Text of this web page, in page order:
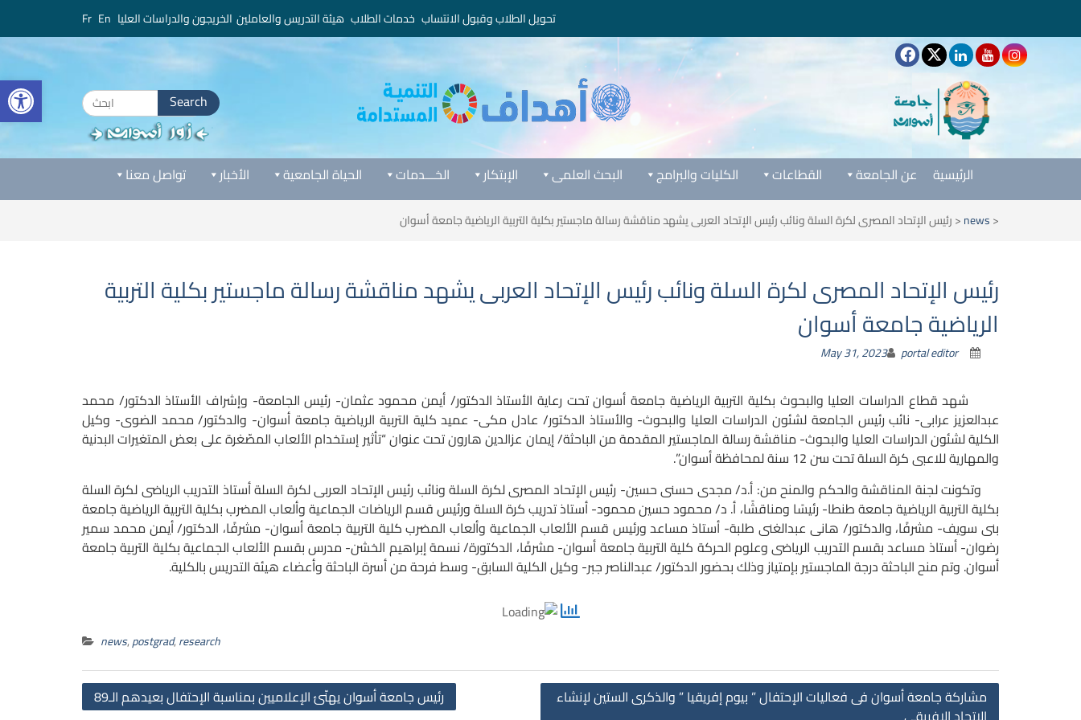
تحويل الطلاب وقبول الانتساب خدمات الطلاب هيئة التدريس والعاملين الخريجون والدراسات العليا
Search
for:
تواصل معنا الأخبار الحياة الجامعية الخـــدمات الإبتكار البحث العلمى الكليات والبرامج القطاعات عن الجامعة الرئيسية
<
news
<رئيس الإتحاد المصرى لكرة السلة ونائب رئيس الإتحاد العربى يشهد مناقشة رسالة ماجستير بكلية التربية الرياضية جامعة أسوان
رئيس الإتحاد المصرى لكرة السلة ونائب رئيس الإتحاد العربى يشهد مناقشة رسالة ماجستير بكلية التربية
الرياضية جامعة أسوان
May 31, 2023 portal editor
شهد قطاع الدراسات العليا والبحوث بكلية التربية الرياضية جامعة أسوان تحت رعاية الأستاذ الدكتور/ أيمن محمود عثمان- رئيس الجامعة- وإشراف الأستاذ الدكتور/ محمد
عبدالعزيز عرابى- نائب رئيس الجامعة لشئون الدراسات العليا والبحوث- والأستاذ الدكتور/ عادل مكى- عميد كلية التربية الرياضية جامعة أسوان- والدكتور/ محمد الضوى- وكيل
الكلية لشئون الدراسات العليا والبحوث- مناقشة رسالة الماجستير المقدمة من الباحثة/ إيمان عزالدين هارون تحت عنوان “تأثير إستخدام الألعاب المصّغرة على بعض المتغيرات البدنية
والمهارية للاعبى كرة السلة تحت سن 12 سنة لمحافظة أسوان”.
وتكونت لجنة المناقشة والحكم والمنح من: أ.د/ مجدى حسنى حسين- رئيس الإتحاد المصرى لكرة السلة ونائب رئيس الإتحاد العربى لكرة السلة أستاذ التدريب الرياضى لكرة السلة
بكلية التربية الرياضية جامعة طنطا- رئيسًا ومناقشًا، أ. د/ محمود حسين محمود- أستاذ تدريب كرة السلة ورئيس قسم الرياضات الجماعية وألعاب المضرب بكلية التربية الرياضية جامعة
بنى سويف- مشرفًا، والدكتور/ هانى عبدالغنى طلبة- أستاذ مساعد ورئيس قسم الألعاب الجماعية وألعاب المضرب كلية التربية جامعة أسوان- مشرفًا، الدكتور/ أيمن محمد سمير
رضوان- أستاذ مساعد بقسم التدريب الرياضى وعلوم الحركة كلية التربية جامعة أسوان- مشرفًا، الدكتورة/ نسمة إبراهيم الخشن- مدرس بقسم الألعاب الجماعية بكلية التربية جامعة
أسوان. وتم منح الباحثة درجة الماجستير بإمتياز وذلك بحضور الدكتور/ عبدالناصر جبر- وكيل الكلية السابق- وسط فرحة من أسرة الباحثة وأعضاء هيئة التدريس بالكلية.
news,postgrad,research
رئيس جامعة أسوان يهنّئ الإعلاميين بمناسبة الإحتفال بعيدهم الـ89
مشاركة جامعة أسوان فى فعاليات الإحتفال ” بيوم إفريقيا ” والذكرى الستين لإنشاء